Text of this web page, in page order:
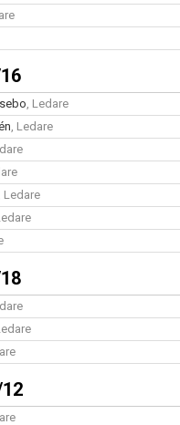
, Ledare
, Ledare
, Ledare